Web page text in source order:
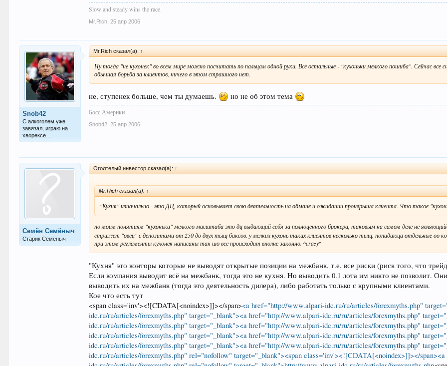
Slow and steady wins the race.
Mr.Rich 25 апр 2006
Snob42
С алкоголем уже
завязал, играю на
хворексе...
Mr.Rich сказал(а): ↑
Ну тогда "не кухонек" во всем мире можно посчитать по пальцам одной руки. Все остальные - "кухоньки мелкого пошиба". Сейчас
обычная борьба за клиентов, ничего в этом страшного нет.
не, ступенек больше, чем ты думаешь. но не об этом тема
Босс Америки
Snob42 25 апр 2006
Семён Семёныч
Старик Семёныч
Оголтелый инвестор сказал(а): ↑
Mr.Rich сказал(а): ↑
"Кухня" изначально - это ДЦ, который основывает свою деятельность на обмане и ожидании проигрыша клиента. Что такое
по моим понятиям "кухонька" мелкого масштаба это дц выдающий себя за полноценного брокера, таковым на самом деле не
стрижет "овец" с депозитами от 250 до двух тыщ баксов. у мелких кухонь таких клиентов несколько тыщ. попадаюца отдельные
при этом регламенты кухонек написаны так шо все происходит вполне законно. ^crazy^
"Кухня" это конторы которые не выводят открытые позиции на межбанк, т.е. все риски (риск того, что
Если компания выводит всё на межбанк, тогда это не кухня. Но выводить 0.1 лота им никто не позволит.
выводить их на межбанк (тогда это деятельность дилера), либо работать только с крупными клиентами.
Кое что есть тут
<span class='inv'><![CDATA[<noindex>]]></span><a href="http://www.alpari-idc.ru/ru/articles/forexmyths.php"
idc.ru/ru/articles/forexmyths.php" target="_blank"><a href="http://www.alpari-idc.ru/ru/articles/forexmyths.php"
idc.ru/ru/articles/forexmyths.php" target="_blank"><a href="http://www.alpari-idc.ru/ru/articles/forexmyths.php"
idc.ru/ru/articles/forexmyths.php" target="_blank"><a href="http://www.alpari-idc.ru/ru/articles/forexmyths.php"
idc.ru/ru/articles/forexmyths.php" target="_blank"><a href="http://www.alpari-idc.ru/ru/articles/forexmyths.php"
idc.ru/ru/articles/forexmyths.php" rel="nofollow" target="_blank"><span class='inv'><![CDATA[<noindex>]]></